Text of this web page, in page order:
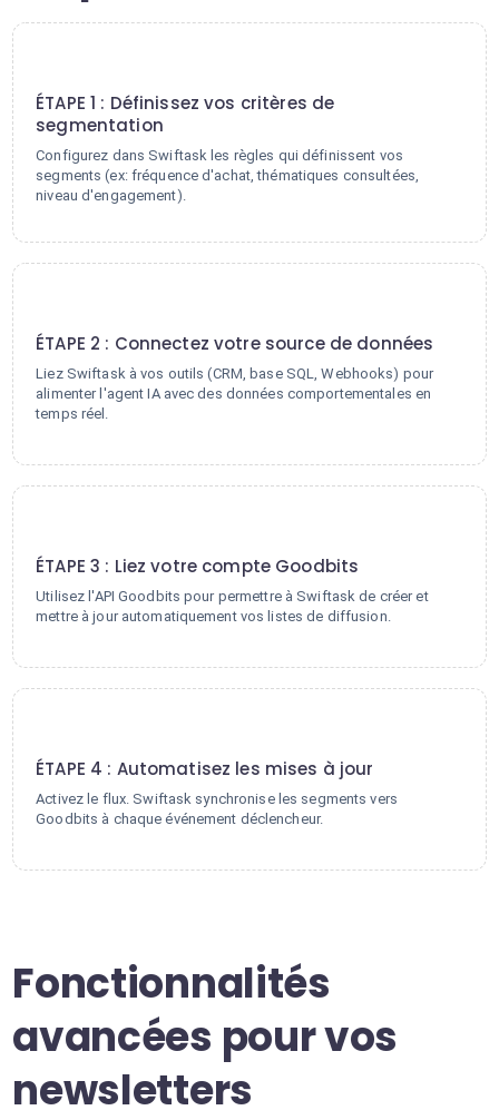
ÉTAPE 1 : Définissez vos critères de
segmentation
Configurez dans Swiftask les règles qui définissent vos
segments (ex: fréquence d'achat, thématiques consultées,
niveau d'engagement).
ÉTAPE 2 : Connectez votre source de données
Liez Swiftask à vos outils (CRM, base SQL, Webhooks) pour
alimenter l'agent IA avec des données comportementales en
temps réel.
ÉTAPE 3 : Liez votre compte Goodbits
Utilisez l'API Goodbits pour permettre à Swiftask de créer et
mettre à jour automatiquement vos listes de diffusion.
ÉTAPE 4 : Automatisez les mises à jour
Activez le flux. Swiftask synchronise les segments vers
Goodbits à chaque événement déclencheur.
Fonctionnalités
avancées pour vos
newsletters